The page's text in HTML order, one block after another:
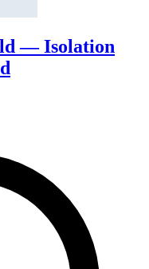
— Isolation